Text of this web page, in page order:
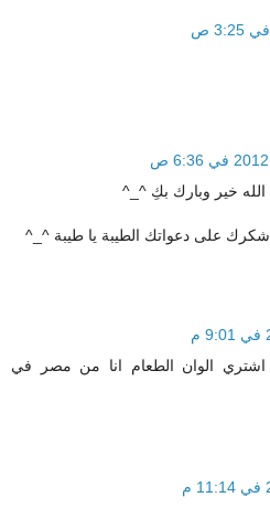
الله خير وبارك بكِ ^_^
على دعواتك الطيبة يا طيبة ^_^
الوان الطعام انا من مصر في